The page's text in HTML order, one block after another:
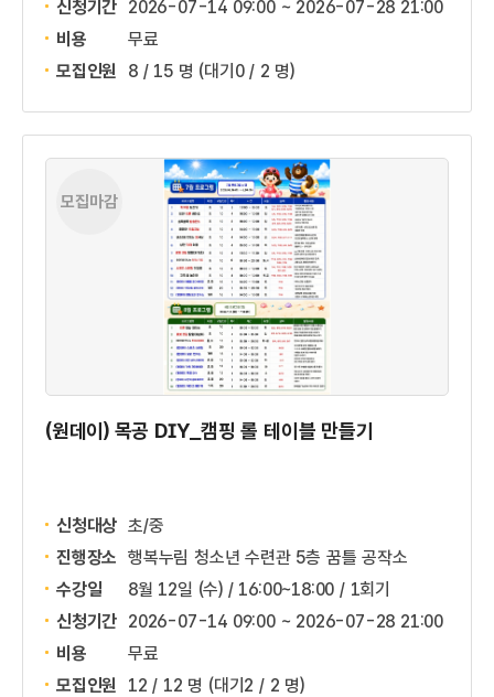
신청기간 2026-07-14 09:00 ~ 2026-07-28 21:00
비용
무료
모집인원
8 / 15 명 (대기0 / 2 명)
모집마감
(원데이) 목공 DIY_캠핑 롤 테이블 만들기
신청대상 초/중
진행장소 행복누림 청소년 수련관 5층 꿈틀 공작소
수강일
8월 12일 (수) / 16:00~18:00 / 1회기
신청기간 2026-07-14 09:00 ~ 2026-07-28 21:00
비용
무료
모집인원
12 / 12 명 (대기2 / 2 명)